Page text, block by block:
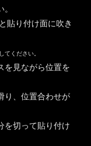
貼り付け面に吹き
てください。
を見ながら位置を
り、位置合わせが
を切って貼り付け